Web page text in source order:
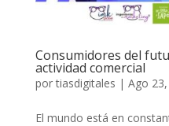
Consumidores del
actividad comercial
portiasdigitales | Ago
El mundo está en